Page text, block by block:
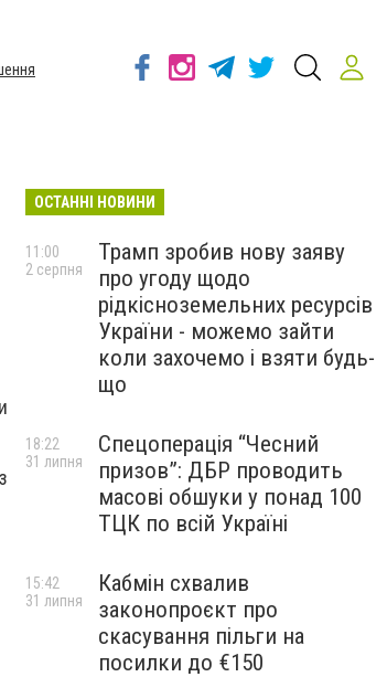
ОСТАННІ НОВИНИ
Трамп зробив нову заяву
про угоду щодо
рідкісноземельних ресурсів
України - можемо зайти
коли захочемо і взяти будь-
що
11:00
2 серпня
Спецоперація “Чесний
призов”: ДБР проводить
масові обшуки у понад 100
ТЦК по всій Україні
18:22
31 липня
Кабмін схвалив
законопроєкт про
скасування пільги на
посилки до €150
15:42
31 липня